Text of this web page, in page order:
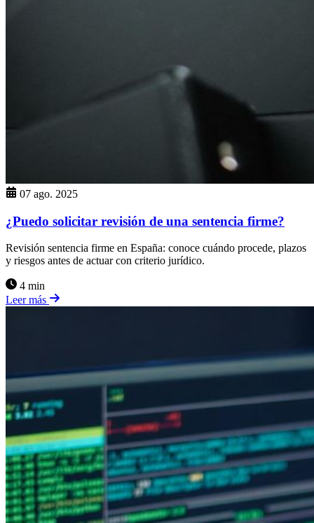
07 ago. 2025
¿Puedo solicitar revisión de una sentencia firme?
Revisión sentencia firme en España: conoce cuándo procede, plazos
y riesgos antes de actuar con criterio jurídico.
4 min
Leer más